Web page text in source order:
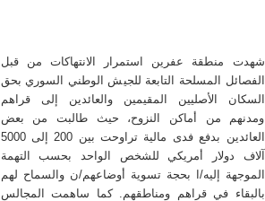
شهدت منطقة عفرين استمرار الانتهاكات من قبل
الفصائل المسلحة التابعة للجيش الوطني السوري بحق
السكان الأصليين المقيمين والعائدين إلى قراهم
ومدنهم من أماكن النزوح، حيث طالبت من بعض
العائدين بدفع فدى مالية تراوحت بين 200 إلى 5000
آلاف دولار أمريكي للشخص الواحد بحسب التهمة
الموجهة إليه/ا بحجة تسوية أوضاعهم/ن والسماح لهم
بالبقاء في قراهم ومناطقهم. كما ساهمت المجالس